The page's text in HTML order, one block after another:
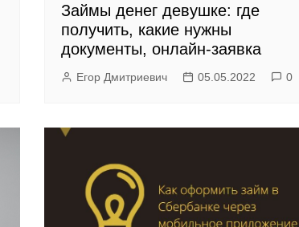
Займы денег девушке: где
получить, какие нужны
документы, онлайн-заявка
Егор Дмитриевич 05.05.2022 0